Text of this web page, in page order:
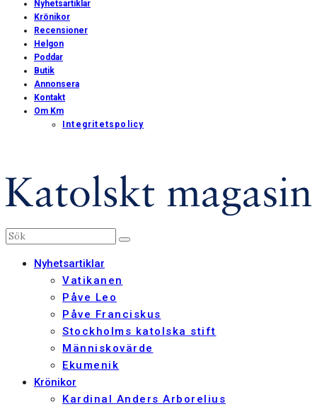
Nyhetsartiklar
Krönikor
Recensioner
Helgon
Poddar
Butik
Annonsera
Kontakt
Om Km
Integritetspolicy
Nyhetsartiklar
Vatikanen
Påve Leo
Påve Franciskus
Stockholms katolska stift
Människovärde
Ekumenik
Krönikor
Kardinal Anders Arborelius